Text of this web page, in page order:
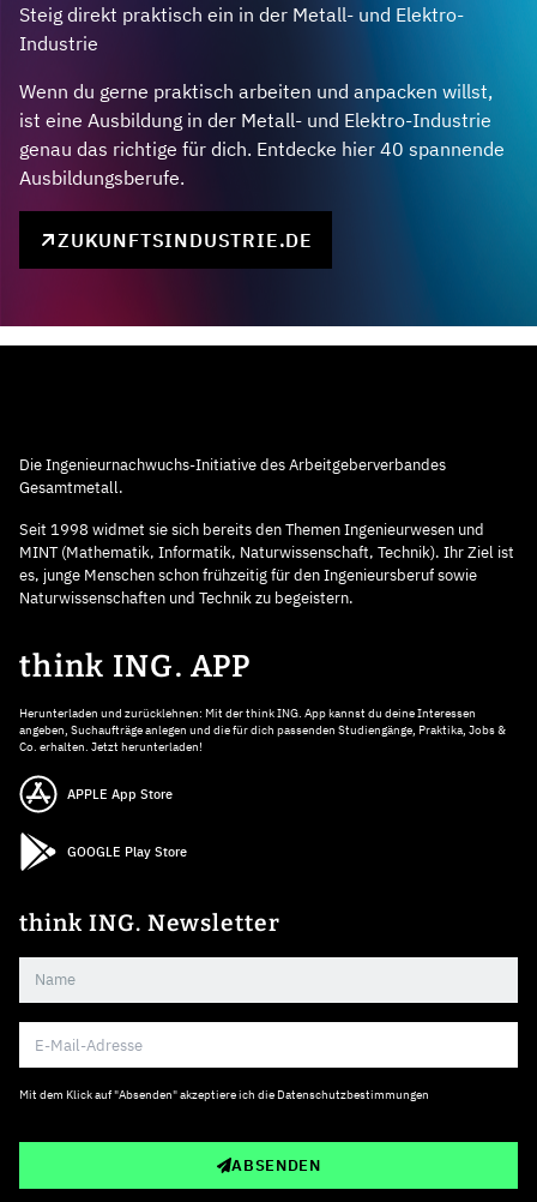
Steig direkt praktisch ein in der Metall- und Elektro-
Industrie
Wenn du gerne praktisch arbeiten und anpacken willst,
ist eine Ausbildung in der Metall- und Elektro-Industrie
genau das richtige für dich. Entdecke hier 40 spannende
Ausbildungsberufe.
ZUKUNFTSINDUSTRIE.DE
Die Ingenieurnachwuchs-Initiative des Arbeitgeberverbandes
Gesamtmetall.
Seit 1998 widmet sie sich bereits den Themen Ingenieurwesen und
MINT (Mathematik, Informatik, Naturwissenschaft, Technik). Ihr Ziel ist
es, junge Menschen schon frühzeitig für den Ingenieursberuf sowie
Naturwissenschaften und Technik zu begeistern.
think ING. APP
Herunterladen und zurücklehnen: Mit der think ING. App kannst du deine Interessen
angeben, Suchaufträge anlegen und die für dich passenden Studiengänge, Praktika, Jobs &
Co. erhalten. Jetzt herunterladen!
APPLE App Store
GOOGLE Play Store
think ING. Newsletter
Mit dem Klick auf "Absenden" akzeptiere ich die Datenschutzbestimmungen
ABSENDEN